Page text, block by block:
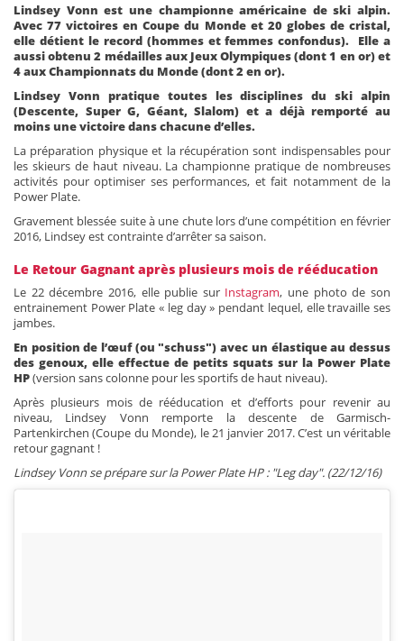
Lindsey Vonn est une championne américaine de ski alpin.
Avec 77 victoires en Coupe du Monde et 20 globes de cristal,
elle détient le record (hommes et femmes confondus). Elle a
aussi obtenu 2 médailles aux Jeux Olympiques (dont 1 en or) et
4 aux Championnats du Monde (dont 2 en or).
Lindsey Vonn pratique toutes les disciplines du ski alpin
(Descente, Super G, Géant, Slalom) et a déjà remporté au
moins une victoire dans chacune d’elles.
La préparation physique et la récupération sont indispensables pour
les skieurs de haut niveau. La championne pratique de nombreuses
activités pour optimiser ses performances, et fait notamment de la
Power Plate.
Gravement blessée suite à une chute lors d’une compétition en février
2016, Lindsey est contrainte d’arrêter sa saison.
Le Retour Gagnant après plusieurs mois de rééducation
Le 22 décembre 2016, elle publie sur Instagram, une photo de son
entrainement Power Plate « leg day » pendant lequel, elle travaille ses
jambes.
En position de l’œuf (ou "schuss") avec un élastique au dessus
des genoux, elle effectue de petits squats sur la Power Plate
HP(version sans colonne pour les sportifs de haut niveau).
Après plusieurs mois de rééducation et d’efforts pour revenir au
niveau, Lindsey Vonn remporte la descente de Garmisch-
Partenkirchen (Coupe du Monde), le 21 janvier 2017. C’est un véritable
retour gagnant !
Lindsey Vonn se prépare sur la Power Plate HP : "Leg day". (22/12/16)